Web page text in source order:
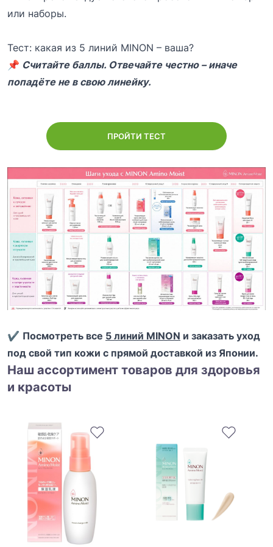
или наборы.
Тест: какая из 5 линий MINON – ваша?
📌 Считайте баллы. Отвечайте честно – иначе
попадёте не в свою линейку.
ПРОЙТИ ТЕСТ
✔️ Посмотреть все 5 линий MINON и заказать уход
под свой тип кожи с прямой доставкой из Японии.
Наш ассортимент товаров для здоровья
и красоты